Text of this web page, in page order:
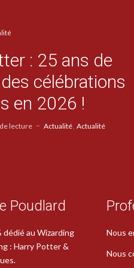
: 25 ans de
célébrations
en 2026 !
lecture Actualité Actualité
Poudlard
dédié au Wizarding
: Harry Potter &
Nous
Nous